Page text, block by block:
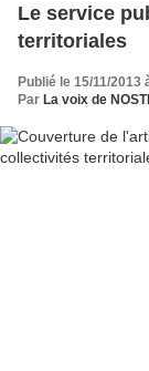
Le service
territoriales
Publié le 15/11/2013
Par La voix de